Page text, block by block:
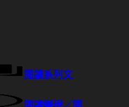
閱讀系列文
閱讀變現／閱